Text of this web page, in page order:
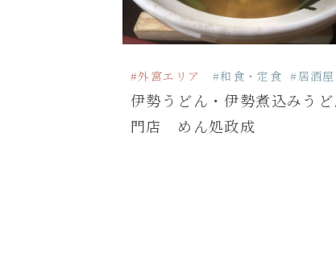
#外宮エリア #和食・定食 #居酒屋
伊勢うどん・伊勢煮込みう
門店 めん処政成